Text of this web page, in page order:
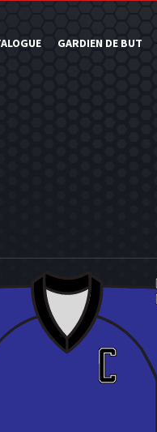
GARDIEN DE BUT